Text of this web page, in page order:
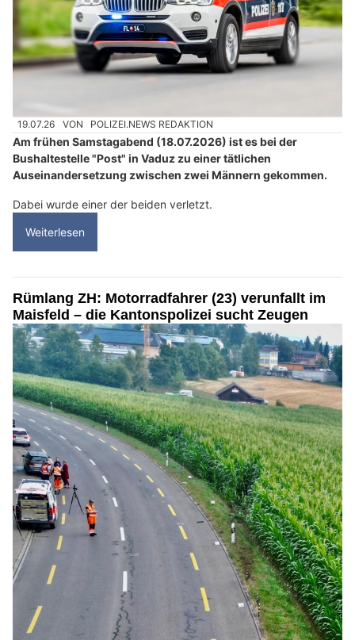
19.07.26 VON POLIZEI.NEWS REDAKTION
Am frühen Samstagabend (18.07.2026) ist es bei der
Bushaltestelle "Post" in Vaduz zu einer tätlichen
Auseinandersetzung zwischen zwei Männern gekommen.
Dabei wurde einer der beiden verletzt.
Weiterlesen
Rümlang ZH: Motorradfahrer (23) verunfallt im
Maisfeld – die Kantonspolizei sucht Zeugen